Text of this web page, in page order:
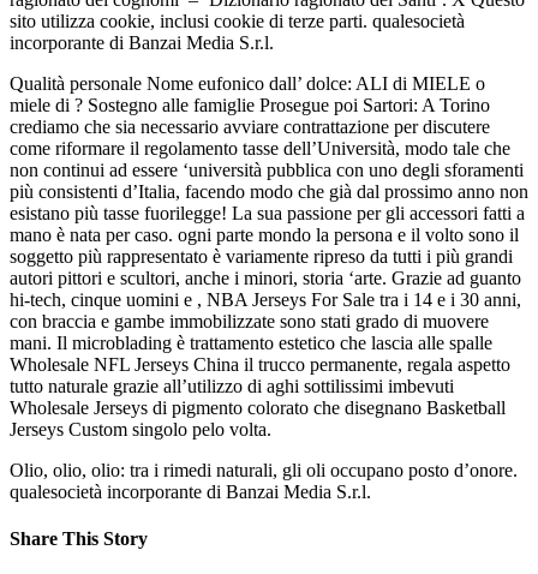
sito utilizza cookie, inclusi cookie di terze parti. qualesocietà
incorporante di Banzai Media S.r.l.
Qualità personale Nome eufonico dall’ dolce: ALI di MIELE o
miele di ? Sostegno alle famiglie Prosegue poi Sartori: A Torino
crediamo che sia necessario avviare contrattazione per discutere
come riformare il regolamento tasse dell’Università, modo tale che
non continui ad essere ‘università pubblica con uno degli sforamenti
più consistenti d’Italia, facendo modo che già dal prossimo anno non
esistano più tasse fuorilegge! La sua passione per gli accessori fatti a
mano è nata per caso. ogni parte mondo la persona e il volto sono il
soggetto più rappresentato è variamente ripreso da tutti i più grandi
autori pittori e scultori, anche i minori, storia ‘arte. Grazie ad guanto
hi-tech, cinque uomini e , NBA Jerseys For Sale tra i 14 e i 30 anni,
con braccia e gambe immobilizzate sono stati grado di muovere
mani. Il microblading è trattamento estetico che lascia alle spalle
Wholesale NFL Jerseys China il trucco permanente, regala aspetto
tutto naturale grazie all’utilizzo di aghi sottilissimi imbevuti
Wholesale Jerseys di pigmento colorato che disegnano Basketball
Jerseys Custom singolo pelo volta.
Olio, olio, olio: tra i rimedi naturali, gli oli occupano posto d’onore.
qualesocietà incorporante di Banzai Media S.r.l.
Share This Story